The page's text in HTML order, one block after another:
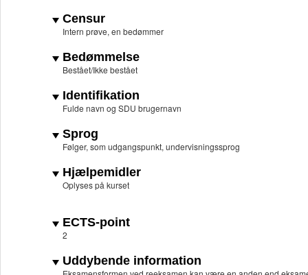
Censur
Intern prøve, en bedømmer
Bedømmelse
Bestået/Ikke bestået
Identifikation
Fulde navn og SDU brugernavn
Sprog
Følger, som udgangspunkt, undervisningssprog
Hjælpemidler
Oplyses på kurset
ECTS-point
2
Uddybende information